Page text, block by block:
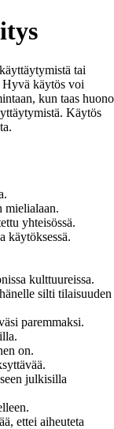
tai
Hyvä käytös voi
kun taas huono
Käytös
mielialaan.
yhteisössä.
käytöksessä.
kulttuureissa.
silti tilaisuuden
paremmaksi.
on.
julkisilla
ettei aiheuteta